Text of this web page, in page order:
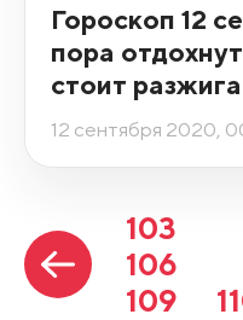
Гороскоп 12
пора
стоит
12 сентября 2020,
103
106
109